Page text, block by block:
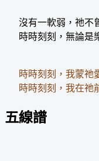
沒有一軟弱，祂不
時時刻刻，無論是
時時刻刻，我蒙祂
時時刻刻，我在祂
五線譜